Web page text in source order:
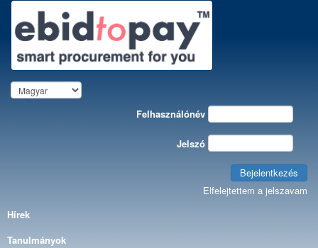
Felhasználónév
Jelszó
Bejelentkezés
Elfelejtettem a jelszavam
Hírek
Tanulmányok